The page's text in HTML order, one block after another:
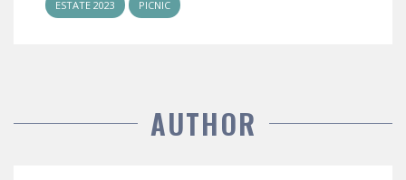
ESTATE 2023 PICNIC
AUTHOR